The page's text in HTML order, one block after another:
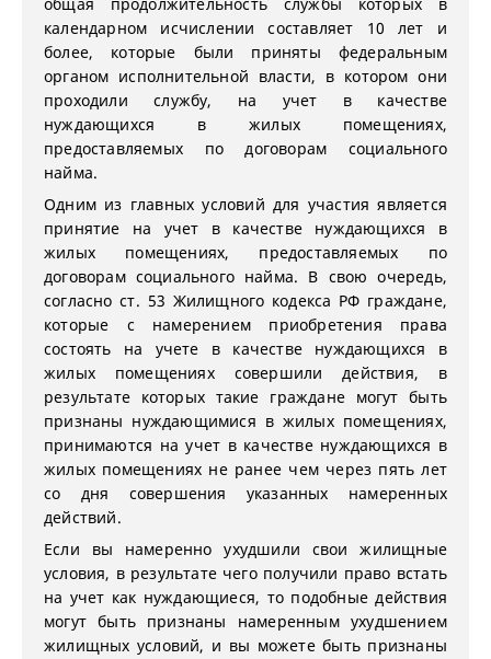
календарном исчислении составляет 10 лет и
более, которые были приняты федеральным
органом исполнительной власти, в котором они
проходили службу, на учет в качестве
нуждающихся в жилых помещениях,
предоставляемых по договорам социального
найма.
Одним из главных условий для участия является
принятие на учет в качестве нуждающихся в
жилых помещениях, предоставляемых по
договорам социального найма. В свою очередь,
согласно ст. 53 Жилищного кодекса РФ граждане,
которые с намерением приобретения права
состоять на учете в качестве нуждающихся в
жилых помещениях совершили действия, в
результате которых такие граждане могут быть
признаны нуждающимися в жилых помещениях,
принимаются на учет в качестве нуждающихся в
жилых помещениях не ранее чем через пять лет
со дня совершения указанных намеренных
действий.
Если вы намеренно ухудшили свои жилищные
условия, в результате чего получили право встать
на учет как нуждающиеся, то подобные действия
могут быть признаны намеренным ухудшением
жилищных условий, и вы можете быть признаны